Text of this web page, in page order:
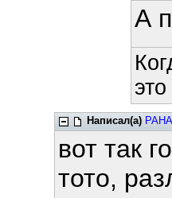
А
Написал(а) PAHA
вот так
тото,